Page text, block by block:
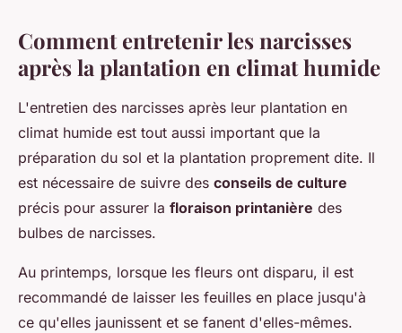
Comment entretenir les narcisses
après la plantation en climat humide
L'entretien des narcisses après leur plantation en
climat humide est tout aussi important que la
préparation du sol et la plantation proprement dite. Il
est nécessaire de suivre des conseils de culture
précis pour assurer la floraison printanière des
bulbes de narcisses.
Au printemps, lorsque les fleurs ont disparu, il est
recommandé de laisser les feuilles en place jusqu'à
ce qu'elles jaunissent et se fanent d'elles-mêmes.